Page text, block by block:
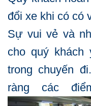
đổi xe khi có có
Sự vui vẻ và
cho quý khách
trong chuyến
ràng các